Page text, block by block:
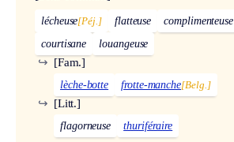
lécheuse[Péj.] flatteuse complimenteuse
courtisane
louangeuse
[Fam.]
↪
lèche-botte frotte-manche[Belg.]
[Litt.]
↪
flagorneuse thuriféraire